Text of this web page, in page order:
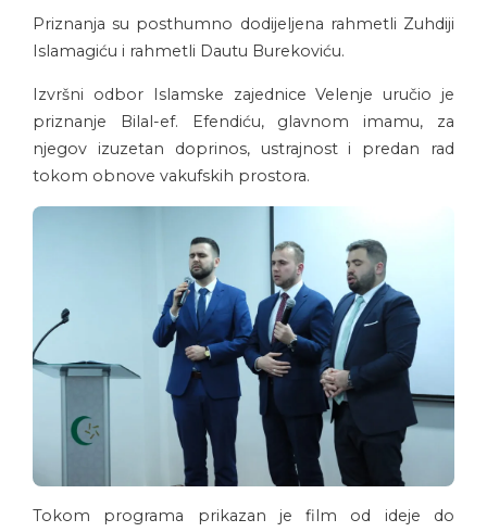
Priznanja su posthumno dodijeljena rahmetli Zuhdiji
Islamagiću i rahmetli Dautu Burekoviću.
Izvršni odbor Islamske zajednice Velenje uručio je
priznanje Bilal-ef. Efendiću, glavnom imamu, za
njegov izuzetan doprinos, ustrajnost i predan rad
tokom obnove vakufskih prostora.
Tokom programa prikazan je film od ideje do